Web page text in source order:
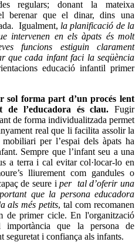
regulars; donant la mateixa
berenar que el dinar, dins una
Igualment, la planificació de la
intervenen en els àpats és molt
funcions estiguin clarament
que cada infant faci la seqüència
educació infantil primer
sol forma part d’un procés lent
de l’educadora és clau. Fugir
de forma individualitzada permet
real que li facilita assolir la
per l’espai dels àpats ha
Sempre que l’infant seu a una
a terra i cal evitar col·locar-lo en
lliurement com gandules o
de seure i per tal d’oferir una
que la persona educadora
als més petits, tal com recomanen
de primer cicle. En l'organització
importància que la persona de
seguretat i confiança als infants.